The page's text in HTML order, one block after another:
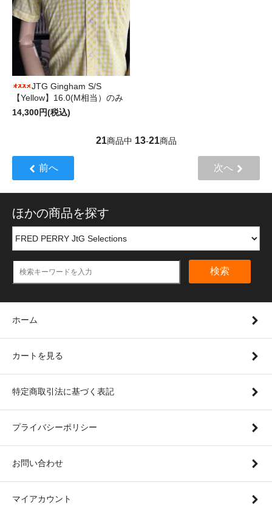
JTG Gingham S/S
【Yellow】16.0(M相当）のみ
14,300円(税込)
21商品中 13-21商品
前へ 次へ
ほかの商品を探す
検索
ホーム
カートを見る
特定商取引法に基づく表記
プライバシーポリシー
お問い合わせ
マイアカウント